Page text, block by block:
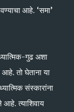
आहे. ‘समा’
गुढ अशा
आहे. तो घेताना या
संस्कारांना
आहे. त्याशिवाय